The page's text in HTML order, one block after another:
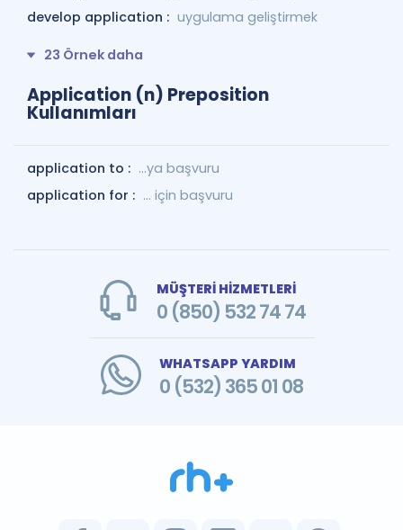
develop application : uygulama geliştirmek
23 Örnek daha
Application (n) Preposition
Kullanımları
application to : ...ya başvuru
application for : ... için başvuru
MÜŞTERİ HİZMETLERİ
0 (850) 532 74 74
WHATSAPP YARDIM
0 (532) 365 01 08